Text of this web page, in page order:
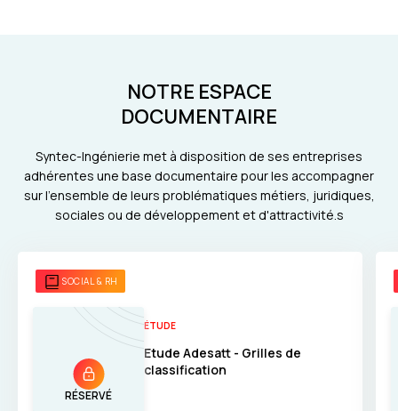
NOTRE ESPACE
DOCUMENTAIRE
Syntec-Ingénierie met à disposition de ses entreprises
adhérentes une base documentaire pour les accompagner
sur l'ensemble de leurs problématiques métiers, juridiques,
sociales ou de développement et d'attractivité.s
RÉSERVÉ
SOCIAL & RH
ÉTUDE
Etude Adesatt - Grilles de
classification